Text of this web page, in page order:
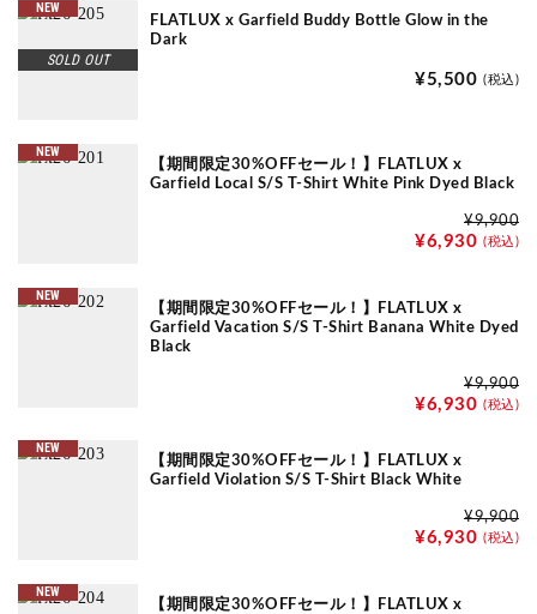
NEW
SOLD OUT
FLATLUX x Garfield Buddy Bottle Glow in the
Dark
¥5,500 (税込)
NEW
【期間限定30%OFFセール！】FLATLUX x
Garfield Local S/S T-Shirt White Pink Dyed Black
¥9,900
¥6,930 (税込)
NEW
【期間限定30%OFFセール！】FLATLUX x
Garfield Vacation S/S T-Shirt Banana White Dyed
Black
¥9,900
¥6,930 (税込)
NEW
【期間限定30%OFFセール！】FLATLUX x
Garfield Violation S/S T-Shirt Black White
¥9,900
¥6,930 (税込)
NEW
【期間限定30%OFFセール！】FLATLUX x